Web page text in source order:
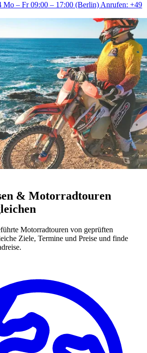
Mo – Fr 09:00 – 17:00 (Berlin)Anrufen: +49
& Motorradtouren
Motorradtouren von geprüften
Ziele, Termine und Preise und finde